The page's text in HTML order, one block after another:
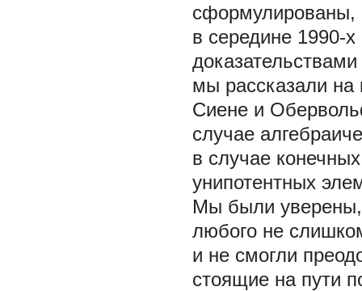
сформулированы,
в середине 1990-
мы рассказали на
Сиене и
случае
в случае
унипотентных
Мы были уверены,
любого не
и не смогли
стоящие на пути